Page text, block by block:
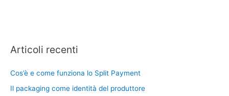
Articoli recenti
Cos’è e come funziona lo Split Payment
Il packaging come identità del produttore